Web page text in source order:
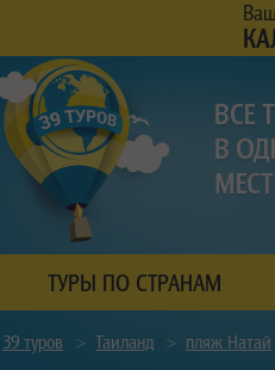
ТУРЫ ПО СТРАНАМ
39 туров > Таиланд > пляж Натай